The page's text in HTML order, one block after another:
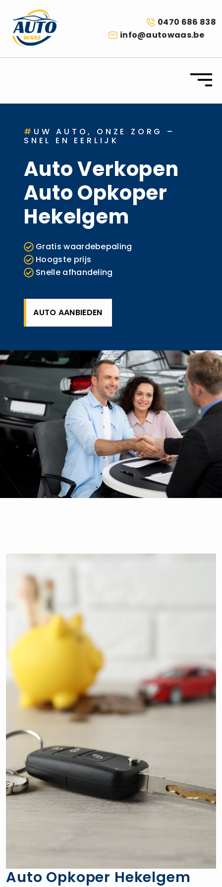
0470 686 838
info@autowaas.be
# UW AUTO, ONZE ZORG –
SNEL EN EERLIJK
Auto Verkopen
Auto Opkoper
Hekelgem
Gratis waardebepaling
Hoogste prijs
Snelle afhandeling
AUTO AANBIEDEN
Auto Opkoper Hekelgem